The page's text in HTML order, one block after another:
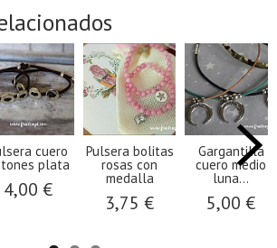
cuero
plata
4,00 €
Pulsera bolitas
rosas con
medalla
3,75 €
Gargantilla
cuero medio
luna...
5,00 €